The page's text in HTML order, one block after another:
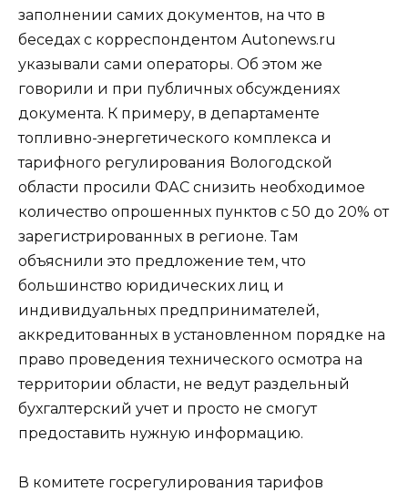
заполнении самих документов, на что в
беседах с корреспондентом Autonews.ru
указывали сами операторы. Об этом же
говорили и при публичных обсуждениях
документа. К примеру, в департаменте
топливно-энергетического комплекса и
тарифного регулирования Вологодской
области просили ФАС снизить необходимое
количество опрошенных пунктов с 50 до 20% от
зарегистрированных в регионе. Там
объяснили это предложение тем, что
большинство юридических лиц и
индивидуальных предпринимателей,
аккредитованных в установленном порядке на
право проведения технического осмотра на
территории области, не ведут раздельный
бухгалтерский учет и просто не смогут
предоставить нужную информацию.
В комитете госрегулирования тарифов